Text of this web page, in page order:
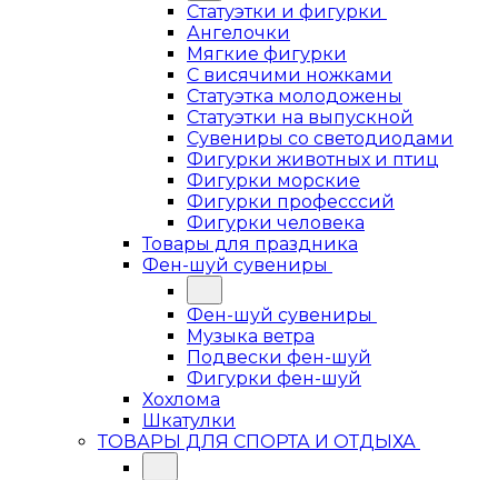
Статуэтки и фигурки
Ангелочки
Мягкие фигурки
С висячими ножками
Статуэтка молодожены
Статуэтки на выпускной
Сувениры со светодиодами
Фигурки животных и птиц
Фигурки морские
Фигурки професссий
Фигурки человека
Товары для праздника
Фен-шуй сувениры
Фен-шуй сувениры
Музыка ветра
Подвески фен-шуй
Фигурки фен-шуй
Хохлома
Шкатулки
ТОВАРЫ ДЛЯ СПОРТА И ОТДЫХА